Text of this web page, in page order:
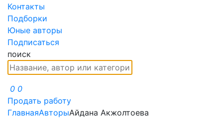
Контакты
Подборки
Юные авторы
Подписаться
поиск
0 0
Продать работу
ГлавнаяАвторыАйдана Акжолтоева